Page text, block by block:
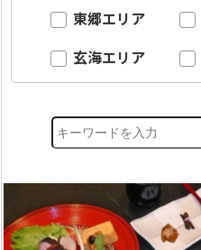
東郷エリア
玄海エリア